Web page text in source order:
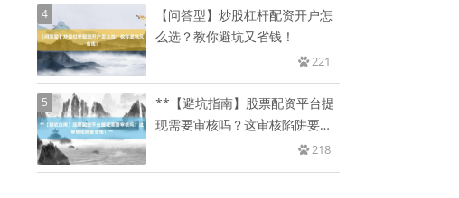
4
【问答型】炒股杠杆配资开户怎
么选？教你避坑又省钱！
221
5
**【避坑指南】股票配资平台提
现需要审核吗？这审核陷阱要警
218